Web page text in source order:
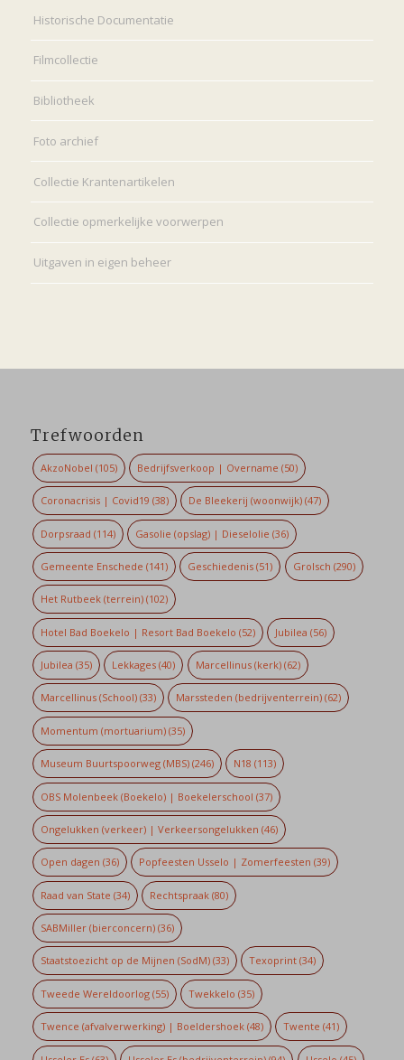
Historische Documentatie
Filmcollectie
Bibliotheek
Foto archief
Collectie Krantenartikelen
Collectie opmerkelijke voorwerpen
Uitgaven in eigen beheer
Trefwoorden
AkzoNobel (105) Bedrijfsverkoop | Overname (50)
Coronacrisis | Covid19 (38) De Bleekerij (woonwijk) (47)
Dorpsraad (114) Gasolie (opslag) | Dieselolie (36)
Gemeente Enschede (141) Geschiedenis (51) Grolsch (290)
Het Rutbeek (terrein)(102)
Hotel Bad Boekelo | Resort Bad Boekelo (52) Jubilea (56)
Jubilea (35) Lekkages (40) Marcellinus (kerk)(62)
Marcellinus (School)(33) Marssteden (bedrijventerrein) (62)
Momentum (mortuarium)(35)
Museum Buurtspoorweg (MBS)(246) N18 (113)
OBS Molenbeek (Boekelo) | Boekelerschool (37)
Ongelukken (verkeer) | Verkeersongelukken (46)
Open dagen (36) Popfeesten Usselo | Zomerfeesten (39)
Raad van State (34) Rechtspraak (80)
SABMiller (bierconcern)(36)
Staatstoezicht op de Mijnen (SodM)(33) Texoprint (34)
Tweede Wereldoorlog(55) Twekkelo (35)
Twence (afvalverwerking) | Boeldershoek(48) Twente (41)